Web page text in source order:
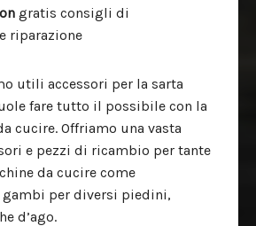
gratis consigli di
riparazione
utili accessori per la sarta
fare tutto il possibile con la
cucire. Offriamo una vasta
e pezzi di ricambio per tante
da cucire come
per diversi piedini,
d’ago.